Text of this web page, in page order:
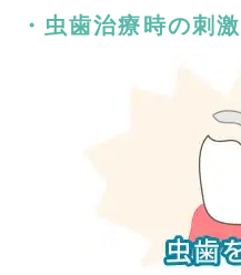
・虫歯治療時の刺激